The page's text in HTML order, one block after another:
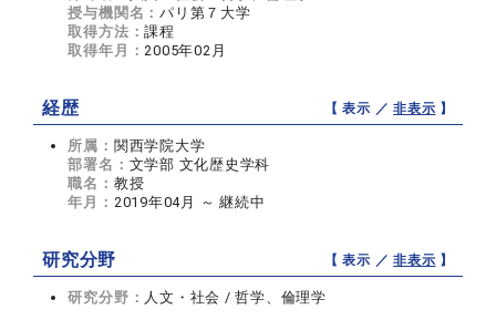
授与機関名：パリ第７大学
取得方法：課程
取得年月：2005年02月
経歴 【 表示 ／非表示 】
所属： 関西学院大学
部署名： 文学部 文化歴史学科
職名： 教授
年月： 2019年04月 ～ 継続中
研究分野 【 表示 ／非表示 】
研究分野： 人文・社会 / 哲学、倫理学